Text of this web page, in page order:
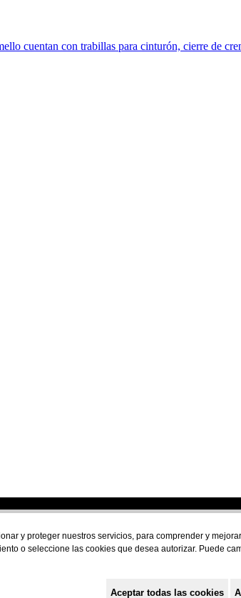
cuentan con trabillas para cinturón, cierre de
y proteger nuestros servicios, para comprender y
o seleccione las cookies que desea autorizar. Puede
Aceptar todas las cookies